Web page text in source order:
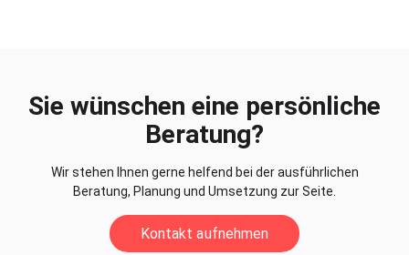
Sie wünschen eine persönliche
Beratung?
Wir stehen Ihnen gerne helfend bei der ausführlichen
Beratung, Planung und Umsetzung zur Seite.
Kontakt aufnehmen